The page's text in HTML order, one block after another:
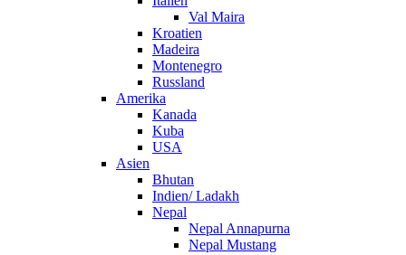
Val Maira
Kroatien
Madeira
Montenegro
Russland
Amerika
Kanada
Kuba
USA
Asien
Bhutan
Indien/ Ladakh
Nepal
Nepal Annapurna
Nepal Mustang